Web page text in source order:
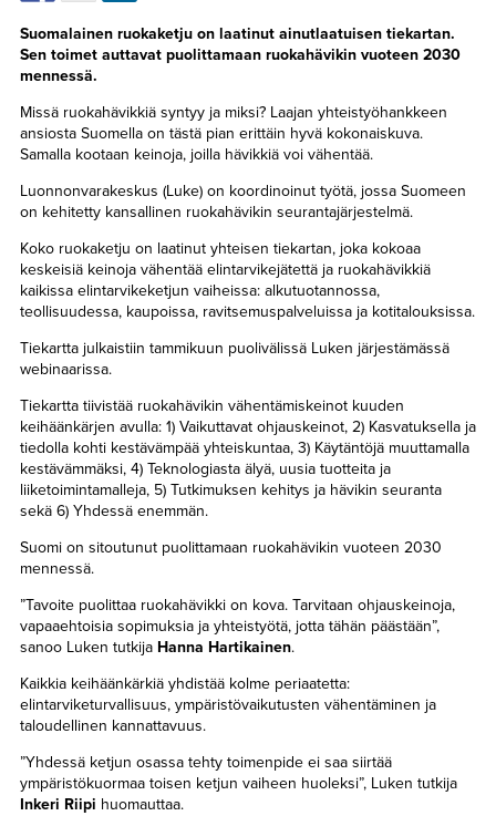
Suomalainen ruokaketju on laatinut ainutlaatuisen tiekartan.
Sen toimet auttavat puolittamaan ruokahävikin vuoteen 2030
mennessä.
Missä ruokahävikkiä syntyy ja miksi? Laajan yhteistyöhankkeen
ansiosta Suomella on tästä pian erittäin hyvä kokonaiskuva.
Samalla kootaan keinoja, joilla hävikkiä voi vähentää.
Luonnonvarakeskus (Luke) on koordinoinut työtä, jossa Suomeen
on kehitetty kansallinen ruokahävikin seurantajärjestelmä.
Koko ruokaketju on laatinut yhteisen tiekartan, joka kokoaa
keskeisiä keinoja vähentää elintarvikejätettä ja ruokahävikkiä
kaikissa elintarvikeketjun vaiheissa: alkutuotannossa,
teollisuudessa, kaupoissa, ravitsemuspalveluissa ja kotitalouksissa.
Tiekartta julkaistiin tammikuun puolivälissä Luken järjestämässä
webinaarissa.
Tiekartta tiivistää ruokahävikin vähentämiskeinot kuuden
keihäänkärjen avulla: 1) Vaikuttavat ohjauskeinot, 2) Kasvatuksella ja
tiedolla kohti kestävämpää yhteiskuntaa, 3) Käytäntöjä muuttamalla
kestävämmäksi, 4) Teknologiasta älyä, uusia tuotteita ja
liiketoimintamalleja, 5) Tutkimuksen kehitys ja hävikin seuranta
sekä 6) Yhdessä enemmän.
Suomi on sitoutunut puolittamaan ruokahävikin vuoteen 2030
mennessä.
”Tavoite puolittaa ruokahävikki on kova. Tarvitaan ohjauskeinoja,
vapaaehtoisia sopimuksia ja yhteistyötä, jotta tähän päästään”,
sanoo Luken tutkija Hanna Hartikainen.
Kaikkia keihäänkärkiä yhdistää kolme periaatetta:
elintarviketurvallisuus, ympäristövaikutusten vähentäminen ja
taloudellinen kannattavuus.
”Yhdessä ketjun osassa tehty toimenpide ei saa siirtää
ympäristökuormaa toisen ketjun vaiheen huoleksi”, Luken tutkija
Inkeri Riipi huomauttaa.